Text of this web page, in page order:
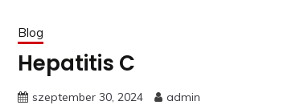
Blog
Hepatitis C
szeptember 30, 2024 admin